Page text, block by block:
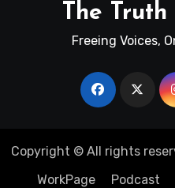
The
Freeing Voices,
Copyright © All rights
WorkPage
Podcast